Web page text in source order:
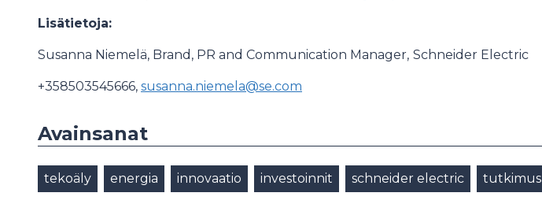
Lisätietoja:
Susanna Niemelä, Brand, PR and Communication Manager, Schneider Electric
+358503545666, susanna.niemela@se.com
Avainsanat
tekoäly energia innovaatio investoinnit schneider electric tutkimus